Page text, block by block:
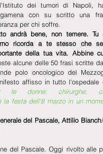
dei tumori di Napoli,
con su scritto una
per chi soffre.
andrà bene, non temere. Tu
ricorda a te stesso che
della tua vita. Abbine
alcune delle 50 frasi scritte
polo oncologico del
affisso in tutto
le donne: chirurghe,
festa dell'8 marzo in un
del Pascale, Attilio Bianch
del Pascale. Oggi rivolto alle